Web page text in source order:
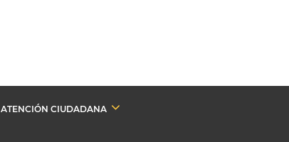
ATENCIÓN CIUDADANA